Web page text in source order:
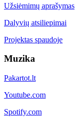
Užsiėmimų aprašymas
Dalyvių atsiliepimai
Projektas spaudoje
Muzika
Pakartot.lt
Youtube.com
Spotify.com